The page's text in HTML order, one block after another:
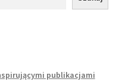
publikacjami